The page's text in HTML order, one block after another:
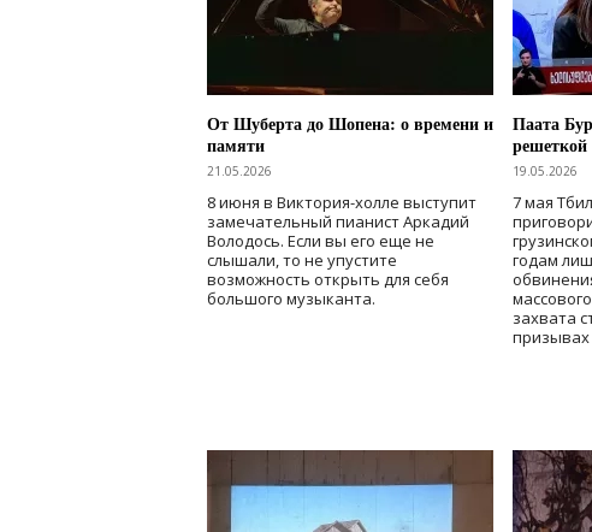
От Шуберта до Шопена: о времени и
памяти
21.05.2026
8 июня в Виктория-холле выступит
замечательный пианист Аркадий
Володось. Если вы его еще не
слышали, то не упустите
возможность открыть для себя
большого музыканта.
Паата
решеткой
19.05.2026
7 мая
годам
захвата
призывах